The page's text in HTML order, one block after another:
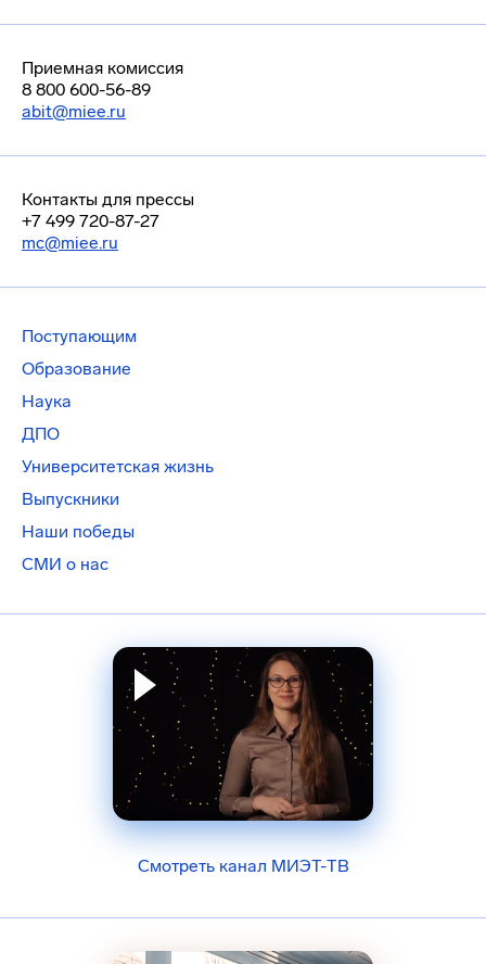
Приемная комиссия
8 800 600-56-89
abit@miee.ru
Контакты для прессы
+7 499 720-87-27
mc@miee.ru
Поступающим
Образование
Наука
ДПО
Университетская жизнь
Выпускники
Наши победы
СМИ о нас
Смотреть канал МИЭТ-ТВ